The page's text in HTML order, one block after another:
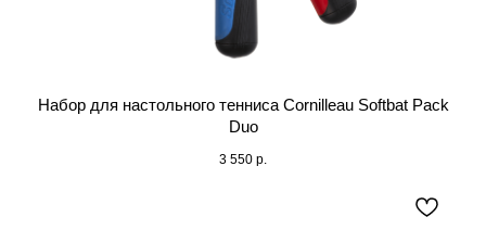
Набор для настольного тенниса Cornilleau Softbat Pack
Duo
3 550 р.